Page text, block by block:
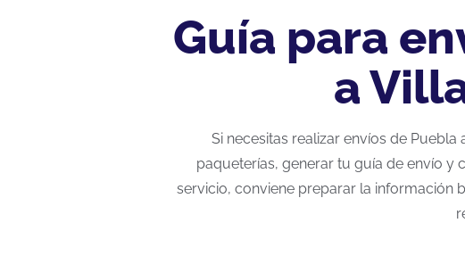
Guía para
a
Si necesitas realizar envíos de
paqueterías, generar tu guía de envío y
servicio, conviene preparar la información